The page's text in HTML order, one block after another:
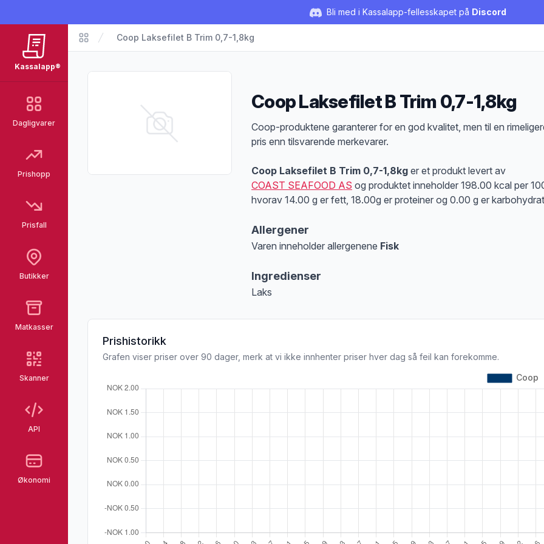
Bli med i Kassalapp-fellesskapet på Discord
Kassalapp®
Dagligvarer
Prishopp
Prisfall
Butikker
Matkasser
Skanner
API
Økonomi
Matvarer
Coop Laksefilet B Trim 0,7-1,8kg
Coop Laksefilet B Trim 0,7-1,8kg
Produktbeskrivelse
Coop-produktene garanterer for en god kvalitet, men til en
pris enn tilsvarende merkevarer.
Coop Laksefilet B Trim 0,7-1,8kg er et produkt levert av
COAST SEAFOOD AS og produktet inneholder 198.00 kcal per
hvorav 14.00 g er fett, 18.00g er proteiner og 0.00 g er
Allergener
Varen inneholder allergenene Fisk
Ingredienser
Laks
Prishistorikk
Grafen viser priser over 90 dager, merk at vi ikke innhenter priser hver dag så feil kan forekomme.